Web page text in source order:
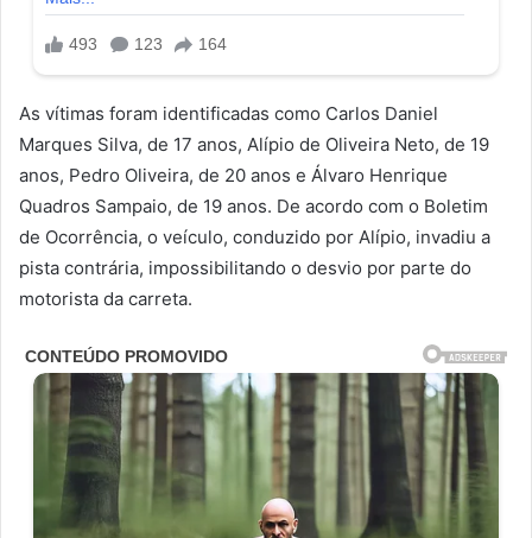
As vítimas foram identificadas como Carlos Daniel
Marques Silva, de 17 anos, Alípio de Oliveira Neto, de 19
anos, Pedro Oliveira, de 20 anos e Álvaro Henrique
Quadros Sampaio, de 19 anos. De acordo com o Boletim
de Ocorrência, o veículo, conduzido por Alípio, invadiu a
pista contrária, impossibilitando o desvio por parte do
motorista da carreta.